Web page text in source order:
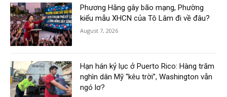
Phương Hằng gây bão mạng, Phường
kiểu mẫu XHCN của Tô Lâm đi về đâu?
August 7, 2026
Hạn hán kỷ lục ở Puerto Rico: Hàng trăm
nghìn dân Mỹ “kêu trời”, Washington vẫn
ngó lơ?